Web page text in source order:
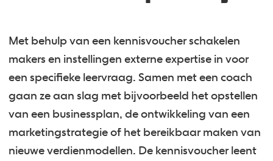
Met behulp van een kennisvoucher schakelen
makers en instellingen externe expertise in voor
een specifieke leervraag. Samen met een coach
gaan ze aan slag met bijvoorbeeld het opstellen
van een businessplan, de ontwikkeling van een
marketingstrategie of het bereikbaar maken van
nieuwe verdienmodellen. De kennisvoucher leent